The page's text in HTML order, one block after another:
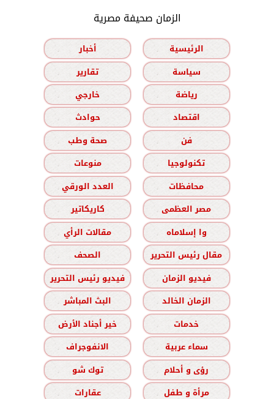
الزمان صحيفة مصرية
الرئيسية
أخبار
سياسة
تقارير
رياضة
خارجي
اقتصاد
حوادث
فن
صحة وطب
تكنولوجيا
منوعات
محافظات
العدد الورقي
مصر العظمى
كاريكاتير
وا إسلاماه
مقالات الرأي
مقال رئيس التحرير
الصحف
فيديو الزمان
فيديو رئيس التحرير
الزمان الخالد
البث المباشر
خدمات
خير أجناد الأرض
سماء عربية
الانفوجراف
رؤى و أحلام
توك شو
مرأة و طفل
عقارات